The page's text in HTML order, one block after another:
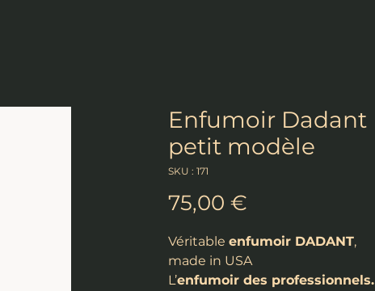
Enfumoir Dadant
petit modèle
SKU : 171
75,00 €
Véritable enfumoir DADANT,
made in USA
L’enfumoir des professionnels.